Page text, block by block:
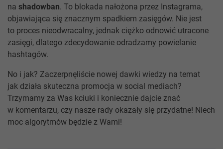
na shadowban. To blokada nałożona przez Instagrama,
objawiająca się znacznym spadkiem zasięgów. Nie jest
to proces nieodwracalny, jednak ciężko odnowić utracone
zasięgi, dlatego zdecydowanie odradzamy powielanie
hashtagów.
No i jak? Zaczerpnęliście nowej dawki wiedzy na temat
jak działa skuteczna promocja w social mediach?
Trzymamy za Was kciuki i koniecznie dajcie znać
w komentarzu, czy nasze rady okazały się przydatne! Niech
moc algorytmów będzie z Wami!